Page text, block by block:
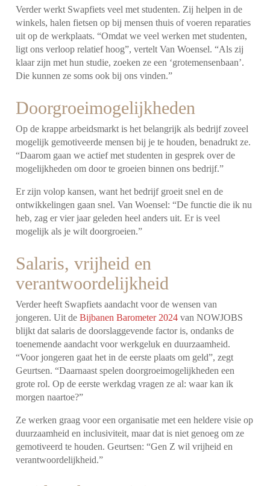
Verder werkt Swapfiets veel met studenten. Zij helpen in de
winkels, halen fietsen op bij mensen thuis of voeren reparaties
uit op de werkplaats. “Omdat we veel werken met studenten,
ligt ons verloop relatief hoog”, vertelt Van Woensel. “Als zij
klaar zijn met hun studie, zoeken ze een ‘grotemensenbaan’.
Die kunnen ze soms ook bij ons vinden.”
Doorgroeimogelijkheden
Op de krappe arbeidsmarkt is het belangrijk als bedrijf zoveel
mogelijk gemotiveerde mensen bij je te houden, benadrukt ze.
“Daarom gaan we actief met studenten in gesprek over de
mogelijkheden om door te groeien binnen ons bedrijf.”
Er zijn volop kansen, want het bedrijf groeit snel en de
ontwikkelingen gaan snel. Van Woensel: “De functie die ik nu
heb, zag er vier jaar geleden heel anders uit. Er is veel
mogelijk als je wilt doorgroeien.”
Salaris, vrijheid en
verantwoordelijkheid
Verder heeft Swapfiets aandacht voor de wensen van
jongeren. Uit deBijbanen Barometer 2024 van NOWJOBS
blijkt dat salaris de doorslaggevende factor is, ondanks de
toenemende aandacht voor werkgeluk en duurzaamheid.
“Voor jongeren gaat het in de eerste plaats om geld”, zegt
Geurtsen. “Daarnaast spelen doorgroeimogelijkheden een
grote rol. Op de eerste werkdag vragen ze al: waar kan ik
morgen naartoe?”
Ze werken graag voor een organisatie met een heldere visie op
duurzaamheid en inclusiviteit, maar dat is niet genoeg om ze
gemotiveerd te houden. Geurtsen: “Gen Z wil vrijheid en
verantwoordelijkheid.”